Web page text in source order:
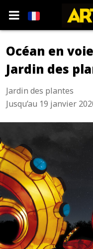
Océan en
Jardin des
Jardin des plantes
Jusqu’au 19 janvier